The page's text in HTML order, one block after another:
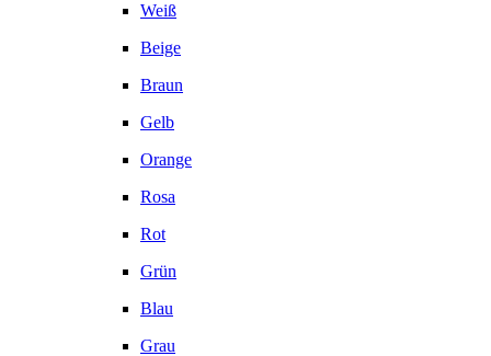
Weiß
Beige
Braun
Gelb
Orange
Rosa
Rot
Grün
Blau
Grau